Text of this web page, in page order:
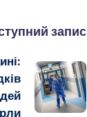
запис